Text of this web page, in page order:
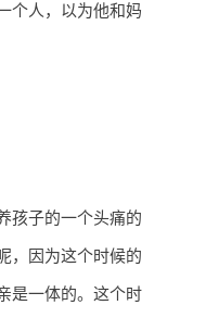
个人，以为他和妈
孩子的一个头痛的
，因为这个时候的
是一体的。这个时